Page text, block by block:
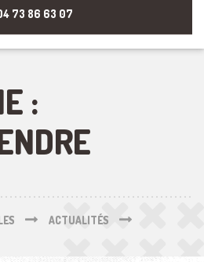
73 86 63 07
:
ACTUALITÉS